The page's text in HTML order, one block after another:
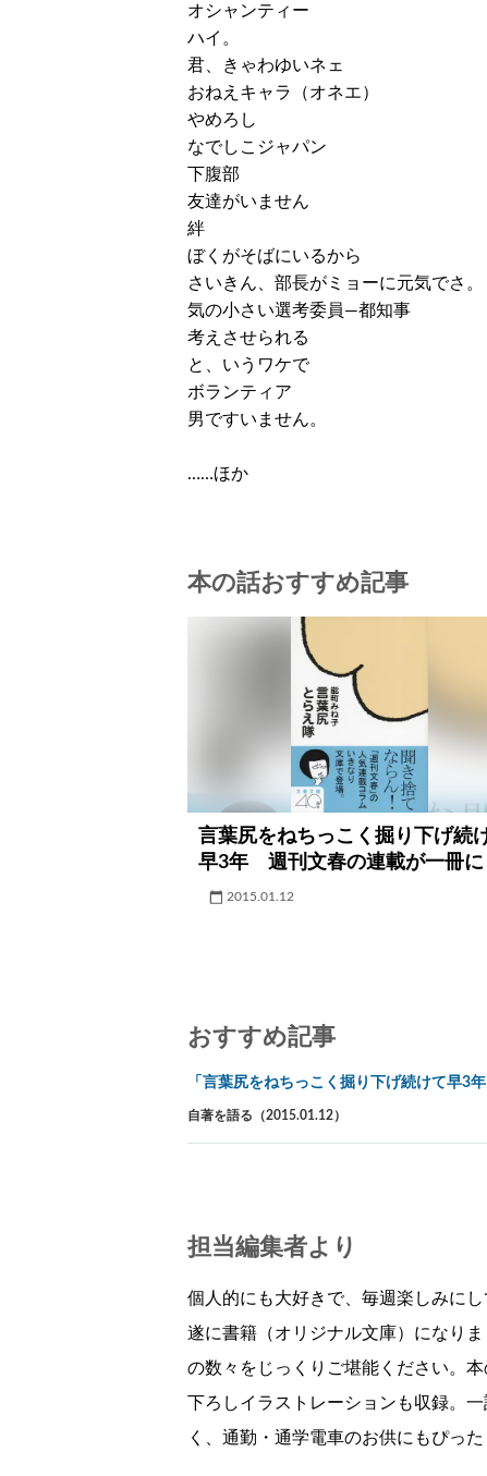
オシャンティー
ハイ。
君、きゃわゆいネェ
おねえキャラ（オネエ）
やめろし
なでしこジャパン
下腹部
友達がいません
絆
ぼくがそばにいるから
さいきん、部長がミョーに元気でさ。
気の小さい選考委員—都知事
考えさせられる
と、いうワケで
ボランティア
男ですいません。
……ほか
本の話おすすめ記事
言葉尻をねちっこく掘り下げ続
早3年 週刊文春の連載が一冊に
2015.01.12
おすすめ記事
「言葉尻をねちっこく掘り下げ続けて早3
自著を語る（2015.01.12）
担当編集者より
個人的にも大好きで、毎週楽しみに
遂に書籍（オリジナル文庫）になり
の数々をじっくりご堪能ください。
下ろしイラストレーションも収録。
く、通勤・通学電車のお供にもぴった